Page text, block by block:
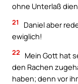
ohne Unterlaß
21
Daniel aber
ewiglich!
22
Mein Gott hat
den Rachen
haben; denn vor